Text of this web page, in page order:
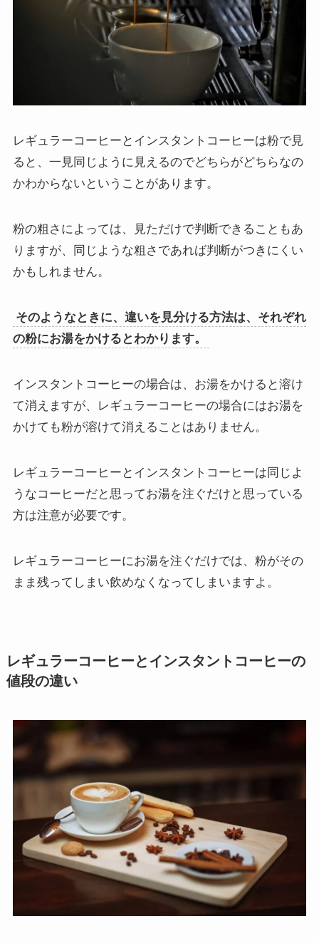
レギュラーコーヒーとインスタントコーヒーは粉で見
ると、一見同じように見えるのでどちらがどちらなの
かわからないということがあります。
粉の粗さによっては、見ただけで判断できることもあ
りますが、同じような粗さであれば判断がつきにくい
かもしれません。
そのようなときに、違いを見分ける方法は、それぞれ
の粉にお湯をかけるとわかります。
インスタントコーヒーの場合は、お湯をかけると溶け
て消えますが、レギュラーコーヒーの場合にはお湯を
かけても粉が溶けて消えることはありません。
レギュラーコーヒーとインスタントコーヒーは同じよ
うなコーヒーだと思ってお湯を注ぐだけと思っている
方は注意が必要です。
レギュラーコーヒーにお湯を注ぐだけでは、粉がその
まま残ってしまい飲めなくなってしまいますよ。
レギュラーコーヒーとインスタントコーヒーの
値段の違い